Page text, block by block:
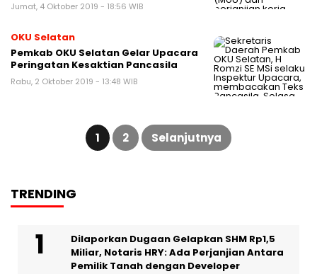
Jumat, 4 Oktober 2019 - 18:56 WIB
OKU Selatan
Pemkab OKU Selatan Gelar Upacara
Peringatan Kesaktian Pancasila
Rabu, 2 Oktober 2019 - 13:48 WIB
Paginasi
1 2 Selanjutnya
TRENDING
Dilaporkan Dugaan Gelapkan SHM Rp1,5
Miliar, Notaris HRY: Ada Perjanjian Antara
Pemilik Tanah dengan Developer